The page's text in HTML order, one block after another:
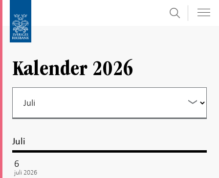
direkt
undersidor
Sök
Kalender 2026
Juli
6
juli 2026